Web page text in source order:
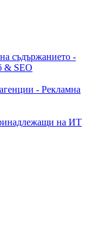
съдържанието -
& SEO
- Рекламна
на ИТ